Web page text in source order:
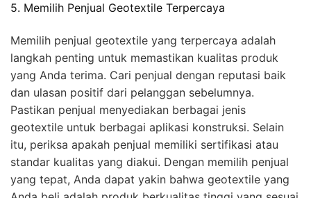
5. Memilih Penjual Geotextile Terpercaya
Memilih penjual geotextile yang terpercaya adalah
langkah penting untuk memastikan kualitas produk
yang Anda terima. Cari penjual dengan reputasi baik
dan ulasan positif dari pelanggan sebelumnya.
Pastikan penjual menyediakan berbagai jenis
geotextile untuk berbagai aplikasi konstruksi. Selain
itu, periksa apakah penjual memiliki sertifikasi atau
standar kualitas yang diakui. Dengan memilih penjual
yang tepat, Anda dapat yakin bahwa geotextile yang